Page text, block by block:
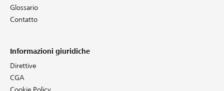
Glossario
Contatto
Informazioni giuridiche
Direttive
CGA